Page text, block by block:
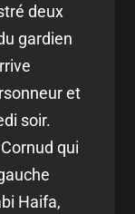
deux
gardien
et
soir.
qui
Haifa,